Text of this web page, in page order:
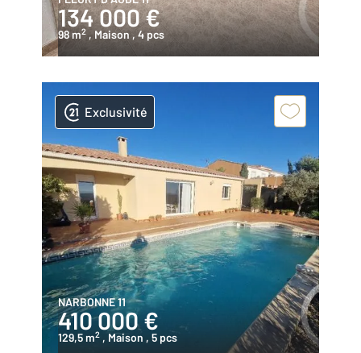
134 000 €
98 m2 , Maison , 4 pcs
Exclusivité
NARBONNE 11
410 000 €
129,5 m2 , Maison , 5 pcs